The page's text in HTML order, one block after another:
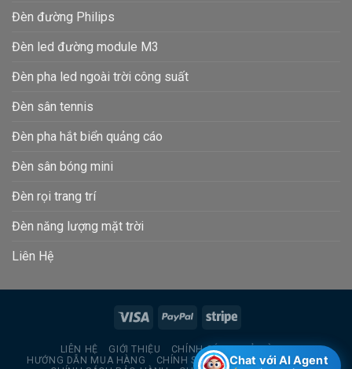
Đèn đường Philips
Đèn led đường module M3
Đèn pha led ngoài trời công suất
Đèn sân tennis
Đèn pha hắt biển quảng cáo
Đèn sân bóng mini
Đèn rọi trang trí
Đèn năng lượng mặt trời
Liên Hệ
LIÊN HỆ GIỚI THIỆU
CHÍNH SÁCH TRẢ HÀNG
HƯỚNG DẪN MUA HÀNG
CHÍNH SÁCH BẢO MẬT THÔNG TIN
Chat với AI Agent